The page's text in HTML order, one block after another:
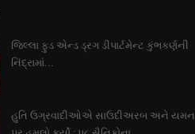
જિલ્લા ફુડ એન્ડ ડ્રગ ડીપાર્ટમેન્ટ કુંભકર્ણની
નિંદ્રામાં...
હુતિ ઉગ્રવાદીઓએ સાઉદીઅરબ અને યમન